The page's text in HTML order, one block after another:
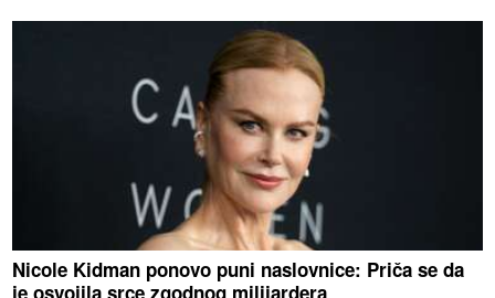
Nicole Kidman ponovo puni naslovnice: Priča se da